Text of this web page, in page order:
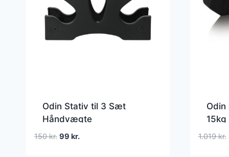
Odin Stativ til 3 Sæt
Håndvægte
150kr. Den
99 kr.Den
15kg
1.019kr.